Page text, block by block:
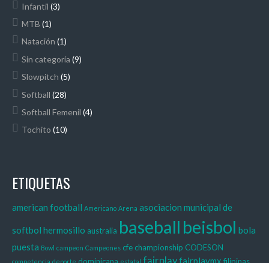
Infantil (3)
MTB (1)
Natación (1)
Sin categoría (9)
Slowpitch (5)
Softball (28)
Softball Femenil (4)
Tochito (10)
ETIQUETAS
american football Americano Arena asociacion municipal de
softbol hermosillo australia baseball beisbol bola
puesta Bowl campeon Campeones cfe championship CODESON
fairplaymx